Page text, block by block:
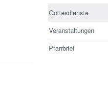
Gottesdienste
Veranstaltungen
Pfarrbrief